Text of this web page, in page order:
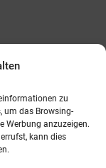
zu
um das Browsing-
Werbung anzuzeigen.
kann dies
Allgemeines
Öffnungszeiten
Unser Team